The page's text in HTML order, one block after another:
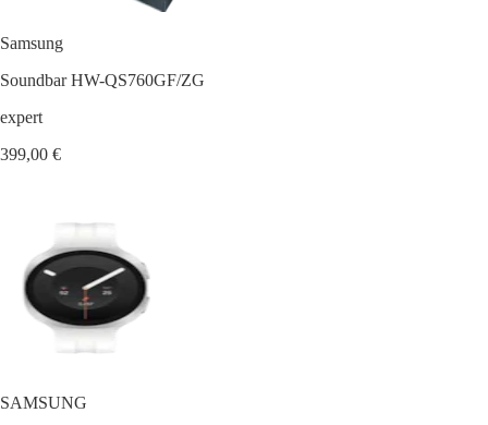
Samsung
Soundbar HW-QS760GF/ZG
expert
399,00 €
SAMSUNG